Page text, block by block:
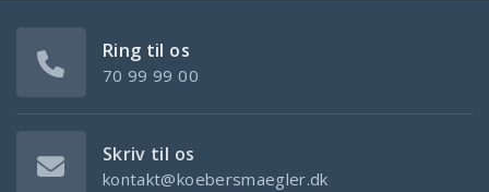
Ring til os
70 99 99 00
Skriv til os
kontakt@koebersmaegler.dk